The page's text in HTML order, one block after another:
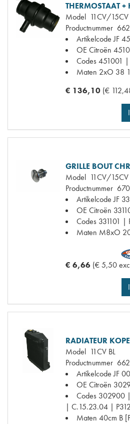
THERMOSTAAT
Model 11CV/15CV
Productnummer
Artikelcode JF
OE Citroën
Codes451001 |
Maten 2xO 38
€ 136,10 (€
GRILLE BOUT
Model 11CV/15CV
Productnummer
Artikelcode JF
OE Citroën
Codes 331101 |
Maten M8xO
€ 6,66 (€ 5,50
RADIATEUR
Model 11CV BL
Productnummer
Artikelcode JF
OE Citroën
Codes 302900
| C.15.23.04 | P312
Maten 40cm B